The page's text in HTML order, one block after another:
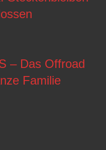
– Das Offroad
Familie